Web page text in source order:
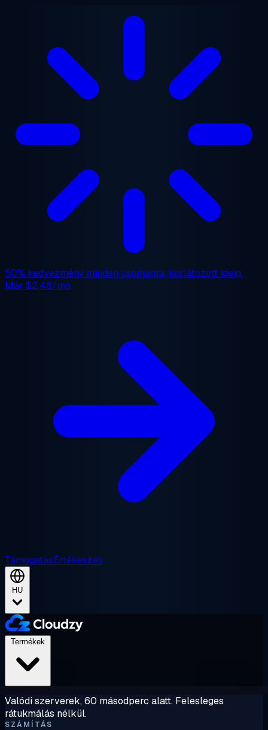
50% kedvezmény minden csomagra, korlátozott ideig.
Már $2.48/mo
TámogatásÉrtékesítés
HU
Valódi szerverek, 60 másodperc alatt. Felesleges
rátukmálás nélkül.
SZÁMÍTÁS